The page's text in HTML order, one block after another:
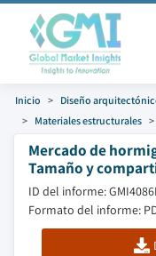
Inicio Diseño
Materiales estructurales
Mercado de
Tamaño y
ID del informe: GMI4086
Formato del informe: